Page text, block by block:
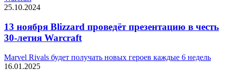
25.10.2024
13 ноября Blizzard проведёт презентацию в честь
30-летия Warcraft
Marvel Rivals будет получать новых героев каждые 6 недель
16.01.2025